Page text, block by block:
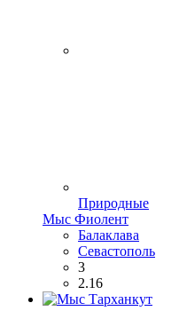
Природные
Мыс Фиолент
Балаклава
Севастополь
3
2.16